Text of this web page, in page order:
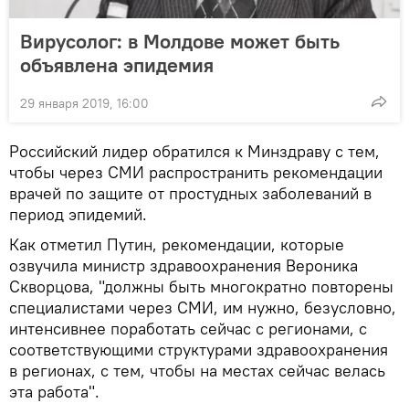
Вирусолог: в Молдове может быть
объявлена эпидемия
29 января 2019, 16:00
Российский лидер обратился к Минздраву с тем,
чтобы через СМИ распространить рекомендации
врачей по защите от простудных заболеваний в
период эпидемий.
Как отметил Путин, рекомендации, которые
озвучила министр здравоохранения Вероника
Скворцова, "должны быть многократно повторены
специалистами через СМИ, им нужно, безусловно,
интенсивнее поработать сейчас с регионами, с
соответствующими структурами здравоохранения
в регионах, с тем, чтобы на местах сейчас велась
эта работа".